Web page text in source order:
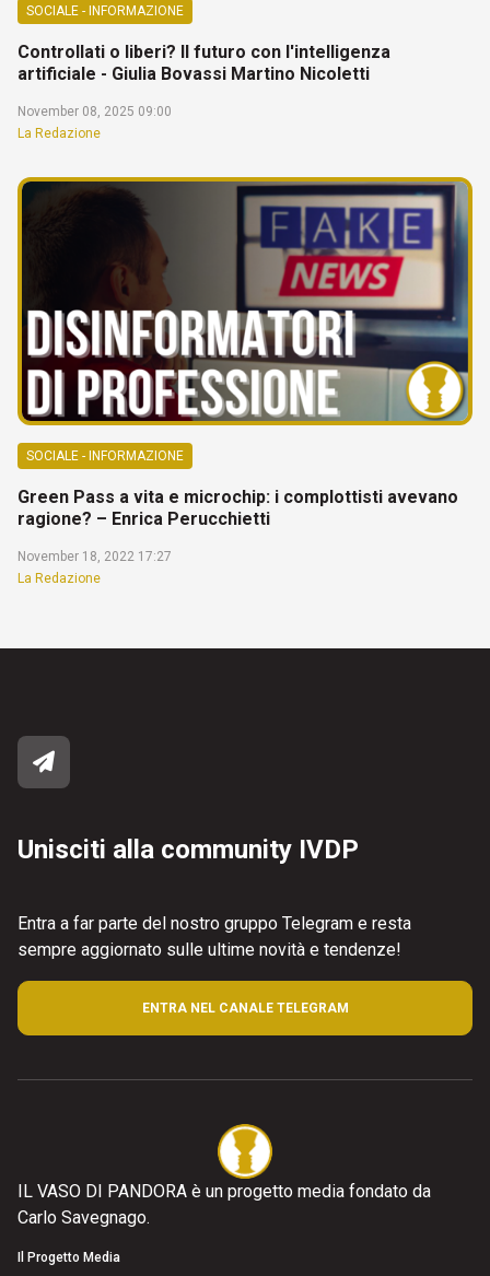
SOCIALE - INFORMAZIONE
Controllati o liberi? Il futuro con l'intelligenza
artificiale - Giulia Bovassi Martino Nicoletti
November 08, 2025 09:00
La Redazione
SOCIALE - INFORMAZIONE
Green Pass a vita e microchip: i complottisti avevano
ragione? – Enrica Perucchietti
November 18, 2022 17:27
La Redazione
Unisciti alla community IVDP
Entra a far parte del nostro gruppo Telegram e resta
sempre aggiornato sulle ultime novità e tendenze!
ENTRA NEL CANALE TELEGRAM
IL VASO DI PANDORA è un progetto media fondato da
Carlo Savegnago.
Il Progetto Media